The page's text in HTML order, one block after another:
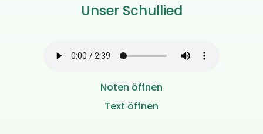
Unser Schullied
Noten öffnen
Text öffnen